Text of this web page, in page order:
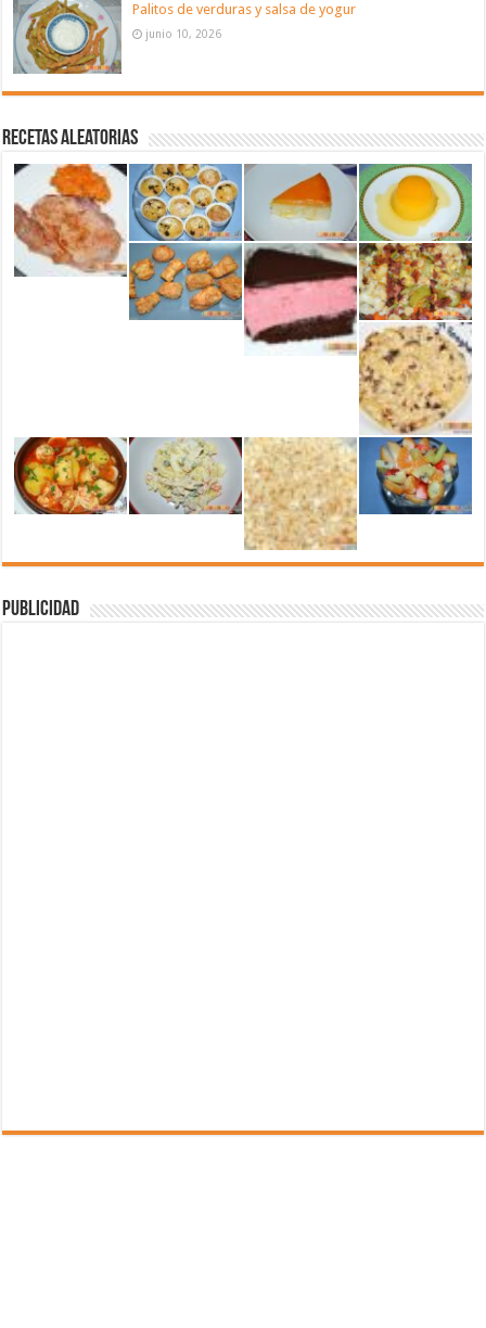
Palitos de verduras y salsa de yogur
junio 10, 2026
Recetas aleatorias
Publicidad